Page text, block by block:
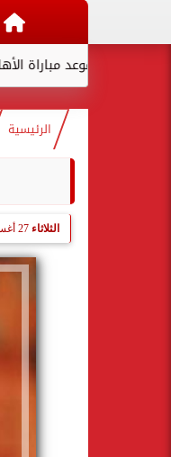
موعد مباراة الأهلي
الرئيسية
الثلاثاء 27 أغسطس 2024